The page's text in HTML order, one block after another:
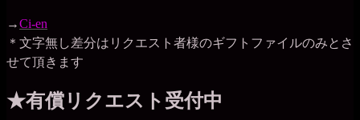
→Ci-en
＊文字無し差分はリクエスト者様のギフトファイルのみとさ
せて頂きます
★有償リクエスト受付中